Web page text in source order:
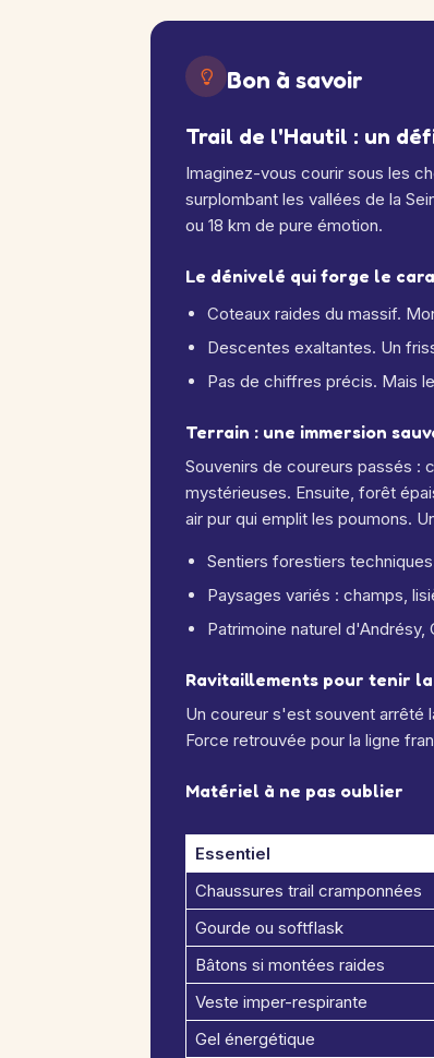
Bon à savoir
Trail de l'Hautil : un
Imaginez-vous courir sous les
surplombant les vallées de la
ou 18 km de pure émotion.
Le dénivelé qui forge le
Coteaux raides du massif.
Descentes exaltantes. Un
Pas de chiffres précis. Mais
Terrain : une immersion
Souvenirs de coureurs passés :
mystérieuses. Ensuite, forêt
air pur qui emplit les poumons.
Sentiers forestiers
Paysages variés : champs,
Patrimoine naturel
Ravitaillements pour tenir
Un coureur s'est souvent arrêté
Force retrouvée pour la ligne
Matériel à ne pas oublier
Essentiel
Chaussures trail cramponnées
Gourde ou softflask
Bâtons si montées raides
Veste imper-respirante
Gel énergétique